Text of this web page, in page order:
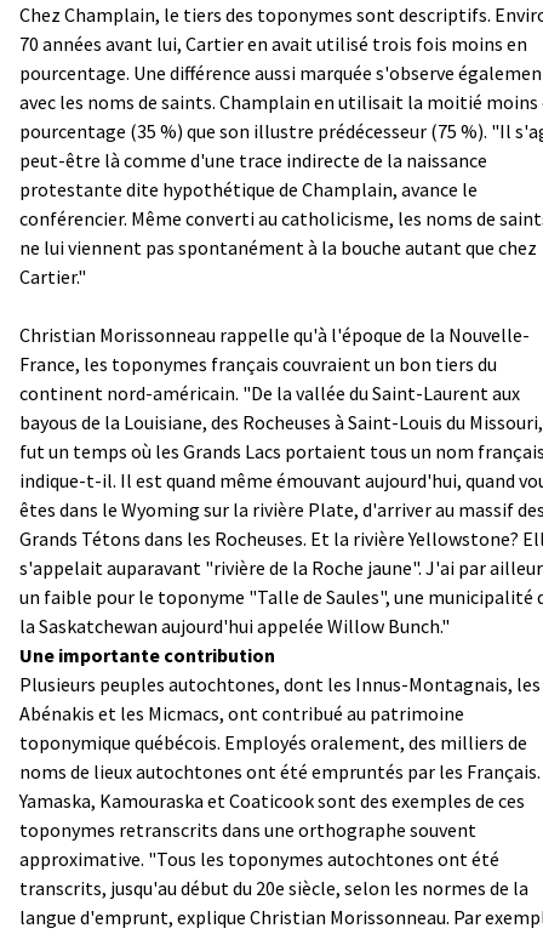
Chez Champlain, le tiers des toponymes sont descriptifs.
70 années avant lui, Cartier en avait utilisé trois fois moins en
pourcentage. Une différence aussi marquée s'observe
avec les noms de saints. Champlain en utilisait la moitié moins
pourcentage (35 %) que son illustre prédécesseur (75 %). "Il
peut-être là comme d'une trace indirecte de la naissance
protestante dite hypothétique de Champlain, avance le
conférencier. Même converti au catholicisme, les noms de
ne lui viennent pas spontanément à la bouche autant que chez
Cartier."
Christian Morissonneau rappelle qu'à l'époque de la Nouvelle-
France, les toponymes français couvraient un bon tiers du
continent nord-américain. "De la vallée du Saint-Laurent aux
bayous de la Louisiane, des Rocheuses à Saint-Louis du
fut un temps où les Grands Lacs portaient tous un nom
indique-t-il. Il est quand même émouvant aujourd'hui, quand
êtes dans le Wyoming sur la rivière Plate, d'arriver au massif
Grands Tétons dans les Rocheuses. Et la rivière Yellowstone?
s'appelait auparavant "rivière de la Roche jaune". J'ai par
un faible pour le toponyme "Talle de Saules", une municipalité
la Saskatchewan aujourd'hui appelée Willow Bunch."
Une importante contribution
Plusieurs peuples autochtones, dont les Innus-Montagnais, les
Abénakis et les Micmacs, ont contribué au patrimoine
toponymique québécois. Employés oralement, des milliers de
noms de lieux autochtones ont été empruntés par les Français.
Yamaska, Kamouraska et Coaticook sont des exemples de ces
toponymes retranscrits dans une orthographe souvent
approximative. "Tous les toponymes autochtones ont été
transcrits, jusqu'au début du 20e siècle, selon les normes de la
langue d'emprunt, explique Christian Morissonneau. Par